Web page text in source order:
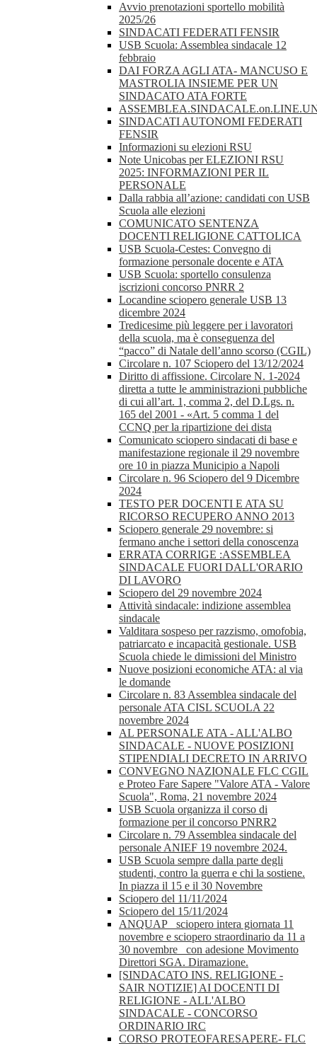
Avvio prenotazioni sportello mobilità
2025/26
SINDACATI FEDERATI FENSIR
USB Scuola: Assemblea sindacale 12
febbraio
DAI FORZA AGLI ATA- MANCUSO E
MASTROLIA INSIEME PER UN
SINDACATO ATA FORTE
SINDACATI AUTONOMI FEDERATI
FENSIR
Informazioni su elezioni RSU
Note Unicobas per ELEZIONI RSU
2025: INFORMAZIONI PER IL
PERSONALE
Dalla rabbia all’azione: candidati con USB
Scuola alle elezioni
COMUNICATO SENTENZA
DOCENTI RELIGIONE CATTOLICA
USB Scuola-Cestes: Convegno di
formazione personale docente e ATA
USB Scuola: sportello consulenza
iscrizioni concorso PNRR 2
Locandine sciopero generale USB 13
dicembre 2024
Tredicesime più leggere per i lavoratori
della scuola, ma è conseguenza del
“pacco” di Natale dell’anno scorso (CGIL)
Circolare n. 107 Sciopero del 13/12/2024
Diritto di affissione. Circolare N. 1-2024
diretta a tutte le amministrazioni pubbliche
di cui all’art. 1, comma 2, del D.Lgs. n.
165 del 2001 - «Art. 5 comma 1 del
CCNQ per la ripartizione dei dista
Comunicato sciopero sindacati di base e
manifestazione regionale il 29 novembre
ore 10 in piazza Municipio a Napoli
Circolare n. 96 Sciopero del 9 Dicembre
2024
TESTO PER DOCENTI E ATA SU
RICORSO RECUPERO ANNO 2013
Sciopero generale 29 novembre: si
fermano anche i settori della conoscenza
ERRATA CORRIGE :ASSEMBLEA
SINDACALE FUORI DALL'ORARIO
DI LAVORO
Sciopero del 29 novembre 2024
Attività sindacale: indizione assemblea
sindacale
Valditara sospeso per razzismo, omofobia,
patriarcato e incapacità gestionale. USB
Scuola chiede le dimissioni del Ministro
Nuove posizioni economiche ATA: al via
le domande
Circolare n. 83 Assemblea sindacale del
personale ATA CISL SCUOLA 22
novembre 2024
AL PERSONALE ATA - ALL'ALBO
SINDACALE - NUOVE POSIZIONI
STIPENDIALI DECRETO IN ARRIVO
CONVEGNO NAZIONALE FLC CGIL
e Proteo Fare Sapere "Valore ATA - Valore
Scuola", Roma, 21 novembre 2024
USB Scuola organizza il corso di
formazione per il concorso PNRR2
Circolare n. 79 Assemblea sindacale del
personale ANIEF 19 novembre 2024.
USB Scuola sempre dalla parte degli
studenti, contro la guerra e chi la sostiene.
In piazza il 15 e il 30 Novembre
Sciopero del 11/11/2024
Sciopero del 15/11/2024
ANQUAP_ sciopero intera giornata 11
novembre e sciopero straordinario da 11 a
30 novembre_ con adesione Movimento
Direttori SGA. Diramazione.
[SINDACATO INS. RELIGIONE -
SAIR NOTIZIE] AI DOCENTI DI
RELIGIONE - ALL'ALBO
SINDACALE - CONCORSO
ORDINARIO IRC
CORSO PROTEOFARESAPERE- FLC